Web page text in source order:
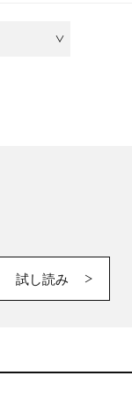
試し読み